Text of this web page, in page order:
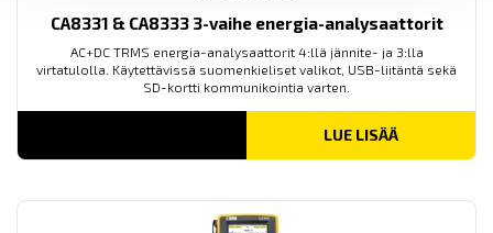
CA8331 & CA8333 3-vaihe energia-analysaattorit
AC+DC TRMS energia-analysaattorit 4:llä jännite- ja 3:lla
virtatulolla. Käytettävissä suomenkieliset valikot, USB-liitäntä sekä
SD-kortti kommunikointia varten.
LUE LISÄÄ